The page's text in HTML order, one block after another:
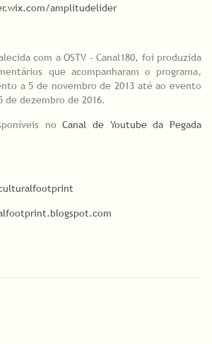
amplitudelider
com a OSTV - Canal180, foi produzida
que acompanharam o programa,
a 5 de novembro de 2013 até ao evento
dezembro de 2016.
noCanal de Youtube da Pegada